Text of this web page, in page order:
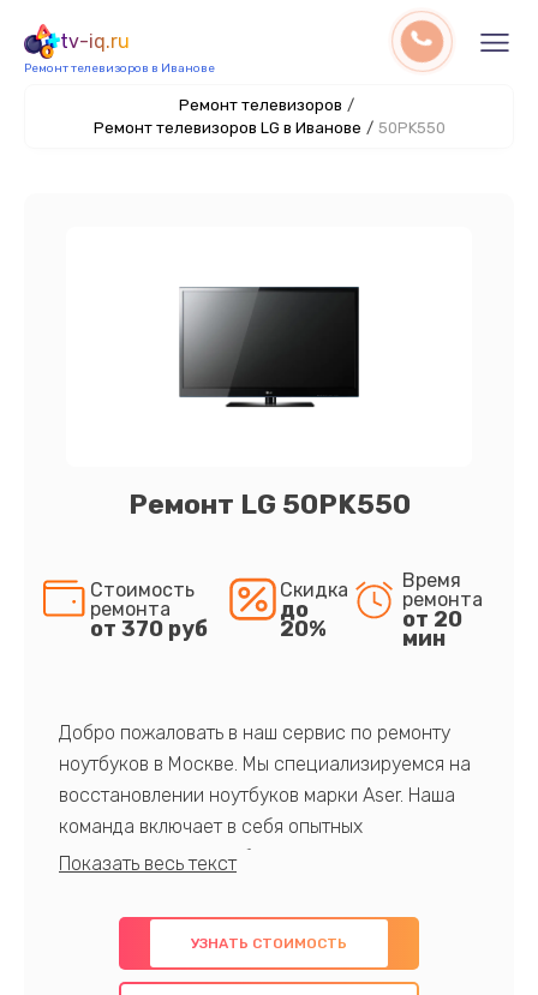
tv-iq.ru
Ремонт телевизоров в Иванове
Ремонт телевизоров /
Ремонт телевизоров LG в Иванове / 50PK550
Ремонт LG 50PK550
Стоимость
ремонта
от 370 руб
Скидка
до
20%
Время
ремонта
от 20
мин
Добро пожаловать в наш сервис по ремонту
ноутбуков в Москве. Мы специализируемся на
восстановлении ноутбуков марки Aser. Наша
команда включает в себя опытных
профессионалов с обширными знаниями и
предлагаем быстрый и качественный ремонт с
использованием оригинальных компонентов, а
также гарантируем качество всех
УЗНАТЬ СТОИМОСТЬ